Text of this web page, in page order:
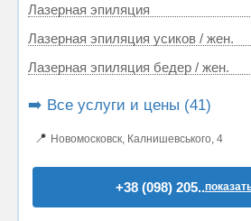
Лазерная эпиляция
Лазерная эпиляция усиков / жен.
Лазерная эпиляция бедер / жен.
➡️ Все услуги и цены (41)
📍 Новомосковск, Калнишевського, 4
+38 (098) 205..